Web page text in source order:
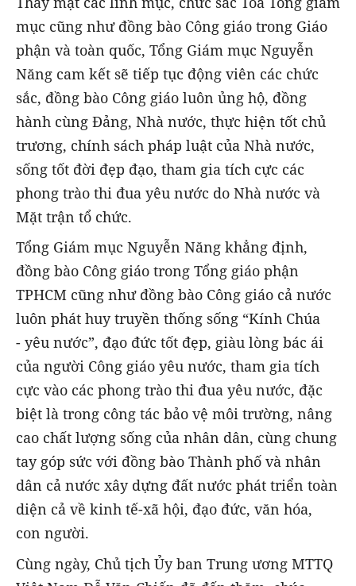
mục cũng như đồng bào Công giáo trong Giáo
phận và toàn quốc, Tổng Giám mục Nguyễn
Năng cam kết sẽ tiếp tục động viên các chức
sắc, đồng bào Công giáo luôn ủng hộ, đồng
hành cùng Đảng, Nhà nước, thực hiện tốt chủ
trương, chính sách pháp luật của Nhà nước,
sống tốt đời đẹp đạo, tham gia tích cực các
phong trào thi đua yêu nước do Nhà nước và
Mặt trận tổ chức.
Tổng Giám mục Nguyễn Năng khẳng định,
đồng bào Công giáo trong Tổng giáo phận
TPHCM cũng như đồng bào Công giáo cả nước
luôn phát huy truyền thống sống “Kính Chúa
- yêu nước”, đạo đức tốt đẹp, giàu lòng bác ái
của người Công giáo yêu nước, tham gia tích
cực vào các phong trào thi đua yêu nước, đặc
biệt là trong công tác bảo vệ môi trường, nâng
cao chất lượng sống của nhân dân, cùng chung
tay góp sức với đồng bào Thành phố và nhân
dân cả nước xây dựng đất nước phát triển toàn
diện cả về kinh tế-xã hội, đạo đức, văn hóa,
con người.
Cùng ngày, Chủ tịch Ủy ban Trung ương MTTQ